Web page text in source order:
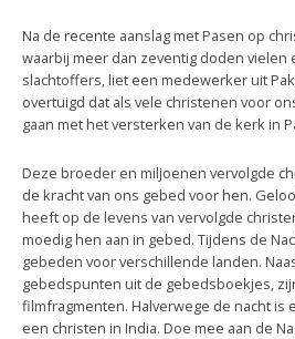
Na de recente aanslag met Pasen op
waarbij meer dan zeventig doden vielen
slachtoffers, liet een medewerker uit
overtuigd dat als vele christenen voor
gaan met het versterken van de kerk in
Deze broeder en miljoenen vervolgde
de kracht van ons gebed voor hen.
heeft op de levens van vervolgde
moedig hen aan in gebed. Tijdens de
gebeden voor verschillende landen.
gebedspunten uit de gebedsboekjes,
filmfragmenten. Halverwege de nacht is
een christen in India. Doe mee aan de